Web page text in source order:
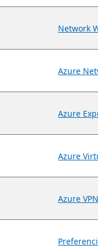
Network
Azure
Azure
Azure
Azure